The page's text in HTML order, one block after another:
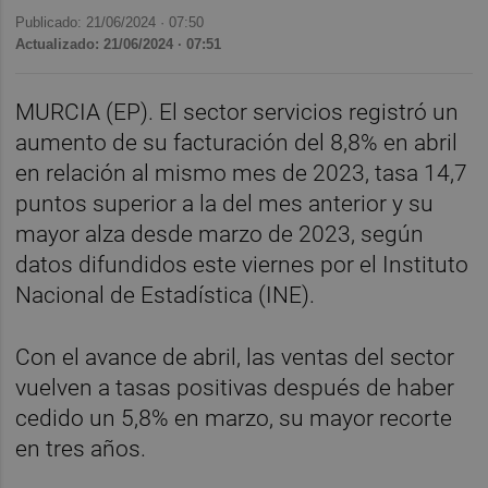
Publicado: 21/06/2024 ·07:50
Actualizado: 21/06/2024 · 07:51
MURCIA (EP). El sector servicios registró un
aumento de su facturación del 8,8% en abril
en relación al mismo mes de 2023, tasa 14,7
puntos superior a la del mes anterior y su
mayor alza desde marzo de 2023, según
datos difundidos este viernes por el Instituto
Nacional de Estadística (INE).
Con el avance de abril, las ventas del sector
vuelven a tasas positivas después de haber
cedido un 5,8% en marzo, su mayor recorte
en tres años.